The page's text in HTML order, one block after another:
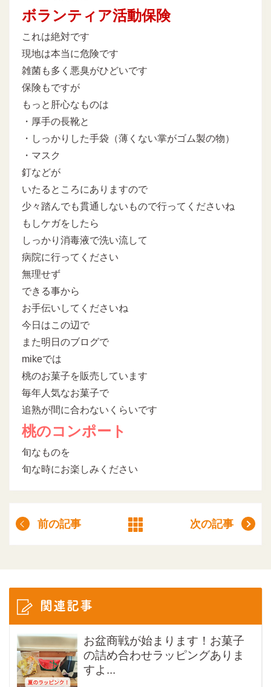
ボランティア活動保険
これは絶対です
現地は本当に危険です
雑菌も多く悪臭がひどいです
保険もですが
もっと肝心なものは
・厚手の長靴と
・しっかりした手袋（薄くない掌がゴム製の物）
・マスク
釘などが
いたるところにありますので
少々踏んでも貫通しないもので行ってくださいね
もしケガをしたら
しっかり消毒液で洗い流して
病院に行ってください
無理せず
できる事から
お手伝いしてくださいね
今日はこの辺で
また明日のブログで
mikeでは
桃のお菓子を販売しています
毎年人気なお菓子で
追熟が間に合わないくらいです
桃のコンポート
旬なものを
旬な時にお楽しみください
前の記事 次の記事
関連記事
お盆商戦が始まります！お菓子
の詰め合わせラッピングありま
すよ...